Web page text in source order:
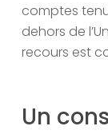
comptes
dehors de
recours est
Un